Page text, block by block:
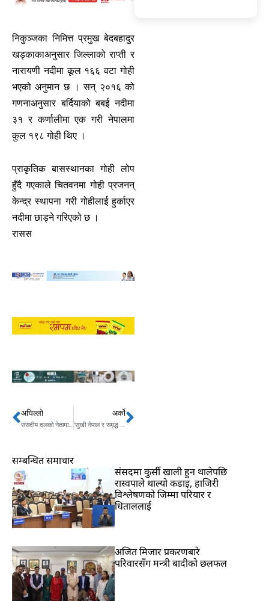
निकुञ्जका निमित्त प्रमुख बेदबहादुर
खड्काकाअनुसार जिल्लाको राप्ती र
नारायणी नदीमा कूल १६६ वटा गोही
भएको अनुमान छ । सन् २०१६ को
गणनाअनुसार बर्दियाको बबई नदीमा
३१ र कर्णालीमा एक गरी नेपालमा
कुल १९८ गोही थिए ।
प्राकृतिक बासस्थानका गोही लोप
हुँदै गएकाले चितवनमा गोही प्रजनन्
केन्द्र स्थापना गरी गोहीलाई हुर्काएर
नदीमा छाड्ने गरिएको छ ।
रासस
Prev
अघिल्लो
संसदीय दलको नेतामा देउवालाई चुनौती
अर्को
‘सुखी नेपाल र समृद्ध नेपाल’को जिम्मेवारी युद्धस्तरमा Next
सम्बन्धित समाचार
संसदमा कुर्सी खाली हुन थालेपछि
रास्वपाले थाल्यो कडाइ, हाजिरी
विश्लेषणको जिम्मा परियार र
धिताललाई
अजित मिजार प्रकरणबारे
परिवारसँग मन्त्री बादीको छलफल